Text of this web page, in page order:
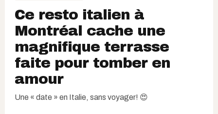
Ce resto italien à
Montréal cache une
magnifique terrasse
faite pour tomber en
amour
Une « date » en Italie, sans voyager! 😍